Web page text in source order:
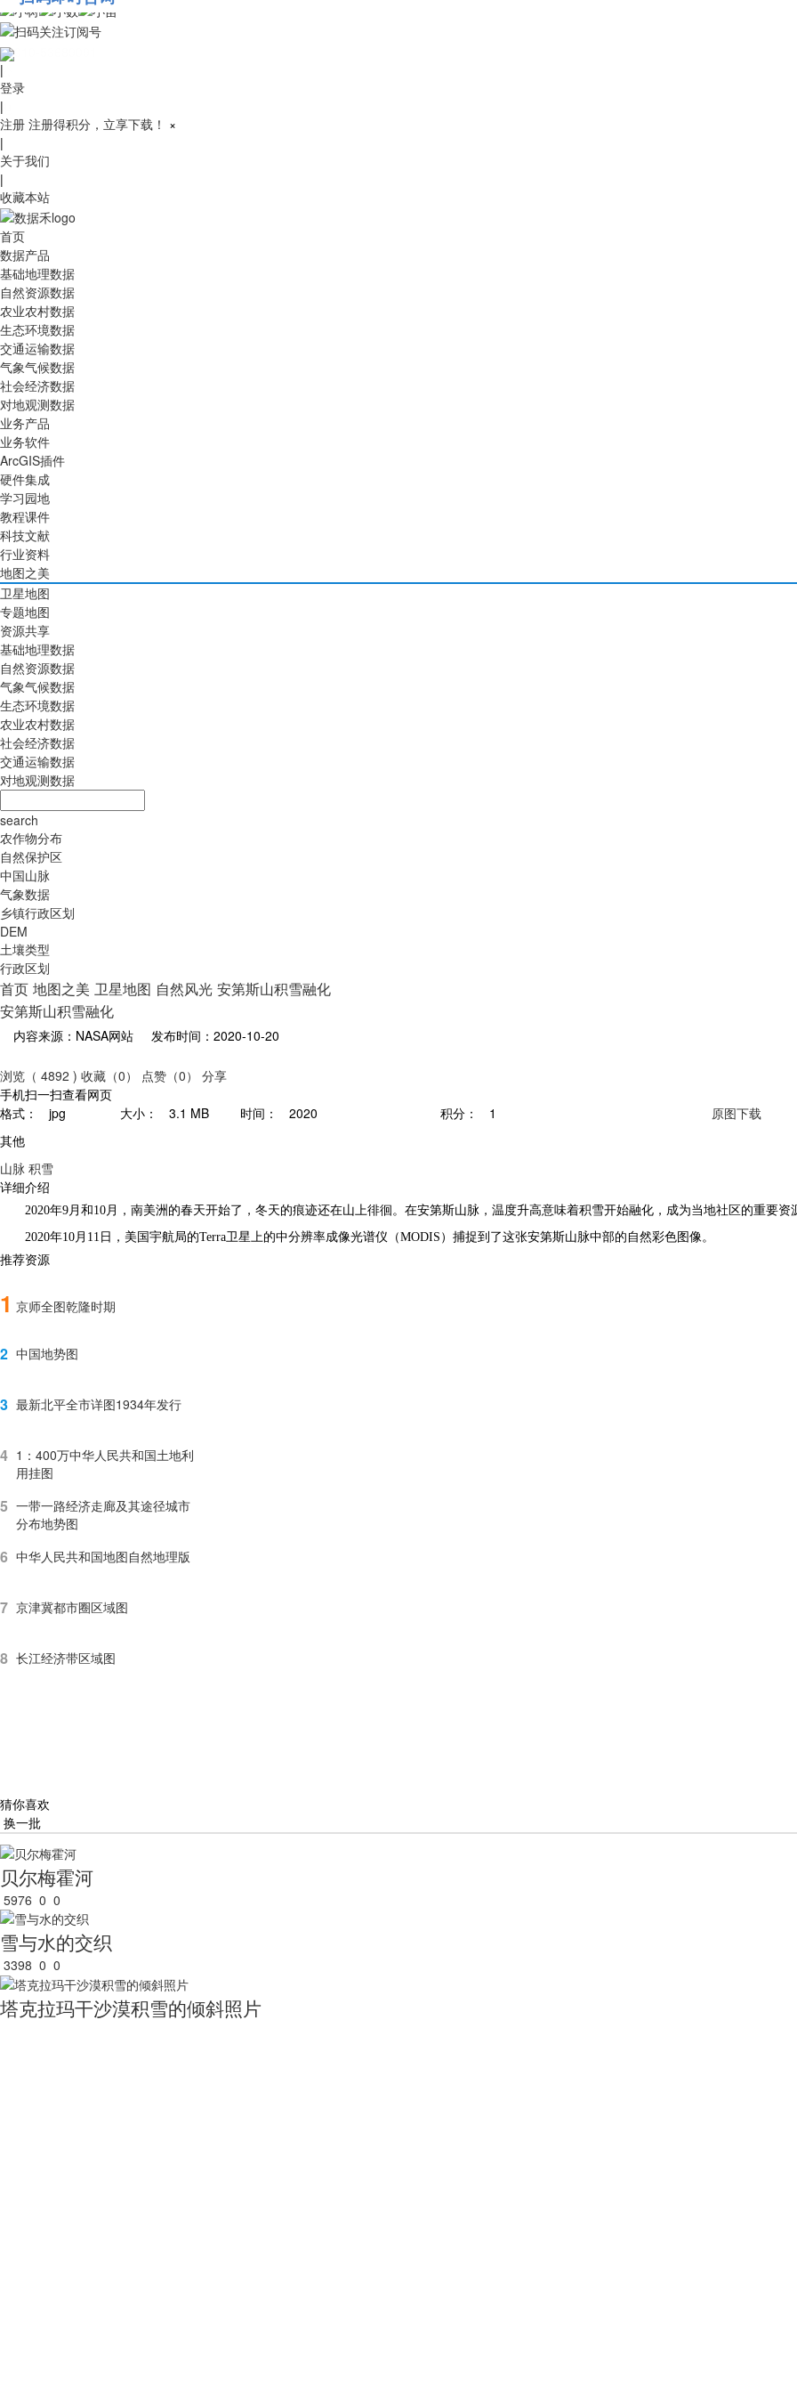
010-53689091
|
登录
|
注册 注册得积分，立享下载！ ×
|
关于我们
|
收藏本站
首页
数据产品
基础地理数据
自然资源数据
农业农村数据
生态环境数据
交通运输数据
气象气候数据
社会经济数据
对地观测数据
业务产品
业务软件
ArcGIS插件
硬件集成
学习园地
教程课件
科技文献
行业资料
地图之美
卫星地图
专题地图
资源共享
基础地理数据
自然资源数据
气象气候数据
生态环境数据
农业农村数据
社会经济数据
交通运输数据
对地观测数据
search
农作物分布
自然保护区
中国山脉
气象数据
乡镇行政区划
DEM
土壤类型
行政区划
首页 地图之美 卫星地图 自然风光 安第斯山积雪融化
安第斯山积雪融化
内容来源：NASA网站 发布时间：2020-10-20
浏览（ 4892 ) 收藏（0） 点赞（0）
分享
手机扫一扫查看网页
格式：
jpg 大小： 3.1 MB 时间： 2020 积分： 1
原图下载
其他
山脉 积雪
详细介绍
2020年9月和10月，南美洲的春天开始了，冬天的痕迹还在山上徘徊。在安第斯山脉，温度升高意味着积雪开始融化，成为当地社区的重要资
2020年10月11日，美国宇航局的Terra卫星上的中分辨率成像光谱仪（MODIS）捕捉到了这张安第斯山脉中部的自然彩色图像。
推荐资源
1 京师全图乾隆时期
2 中国地势图
3 最新北平全市详图1934年发行
4 1：400万中华人民共和国土地利
用挂图
5 一带一路经济走廊及其途径城市
分布地势图
6 中华人民共和国地图自然地理版
7 京津冀都市圈区域图
8 长江经济带区域图
猜你喜欢
换一批
贝尔梅霍河
5976 0 0
雪与水的交织
3398 0 0
塔克拉玛干沙漠积雪的倾斜照片